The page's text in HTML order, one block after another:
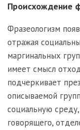
Происхождение
Фразеологизм
отражая
маргинальных
имеет смысл
подчеркивает
описываемой
социальную
говорящего,